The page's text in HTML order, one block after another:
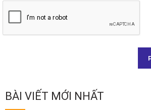
BÀI VIẾT MỚI NHẤT